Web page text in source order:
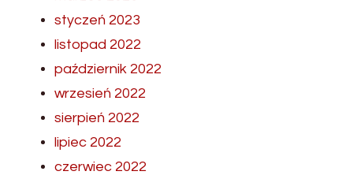
styczeń 2023
listopad 2022
październik 2022
wrzesień 2022
sierpień 2022
lipiec 2022
czerwiec 2022